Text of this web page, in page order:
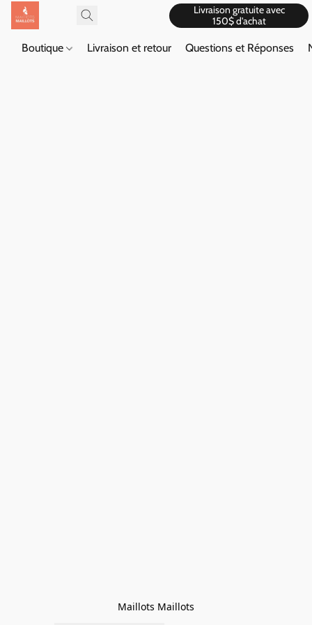
Livraison gratuite avec
150$ d'achat
Boutique Livraison et retour Questions et Réponses
Maillots Maillots